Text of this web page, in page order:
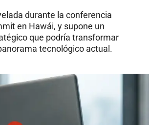
durante la conferencia
en Hawái, y supone un
que podría transformar
tecnológico actual.